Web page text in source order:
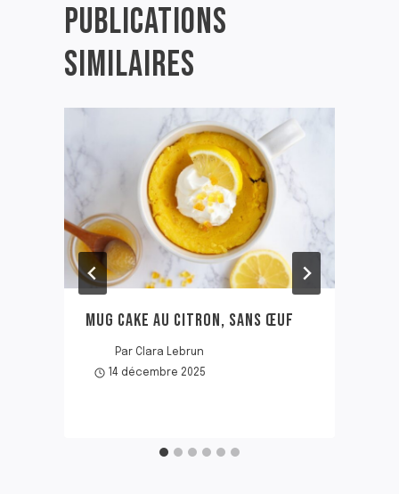
PUBLICATIONS
SIMILAIRES
MUG CAKE AU CITRON, SANS ŒUF
Par Clara Lebrun
14 décembre 2025